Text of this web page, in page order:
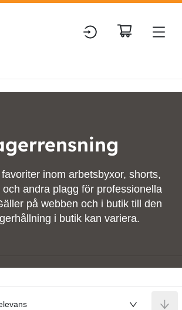
inom arbetsbyxor, shorts,
andra plagg för professionella
på webben och i butik till den
i butik kan variera.